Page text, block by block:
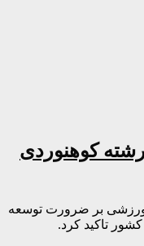
کوهنوردی
بر ضرورت توسعه
تاکید کرد.